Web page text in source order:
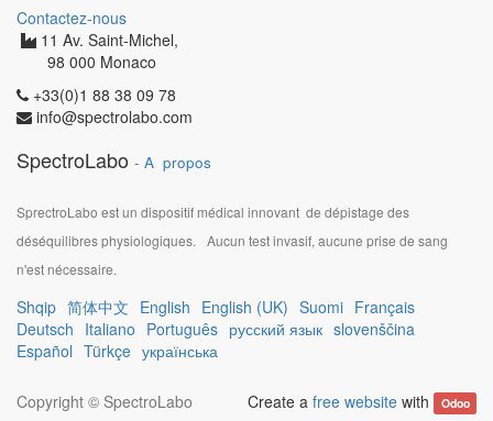
Contactez-nous
11 Av. Saint-Michel,
98 000 Monaco
+33(0)1 88 38 09 78
info@spectrolabo.com
SpectroLabo - A propos
SprectroLabo est un dispositif médical innovant de dépistage des
déséquilibres physiologiques.
Aucun test invasif, aucune prise de sang
n'est nécessaire.
Shqip 简体中文 English English (UK) Suomi Français
Deutsch Italiano Português русский язык slovenščina
Español Türkçe українська
Create afree website with Odoo
Copyright © SpectroLabo